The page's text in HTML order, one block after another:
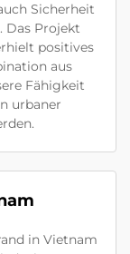
Sicherheit
Das Projekt
positives
aus
Fähigkeit
urbaner
in Vietnam